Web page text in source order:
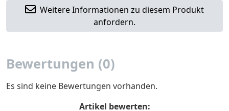
Weitere Informationen zu diesem Produkt
anfordern.
Bewertungen (0)
Es sind keine Bewertungen vorhanden.
Artikel bewerten: